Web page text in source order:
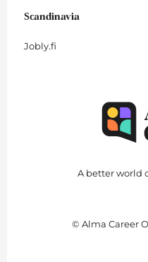
Scandinavia
Jobly.fi
A better world
© Alma Career